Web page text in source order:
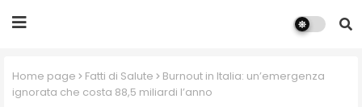
Home page Fatti di Salute
Burnout in Italia: un’emergenza
ignorata che costa 88,5 miliardi l’anno